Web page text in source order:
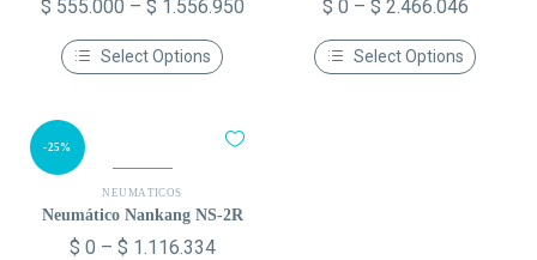
$ 555.000 – $ 1.556.950
Select Options
$ 0 – $ 2.466.046
Select Options
-25%
NEUMÁTICOS
Neumático Nankang NS-2R
$ 0 – $ 1.116.334